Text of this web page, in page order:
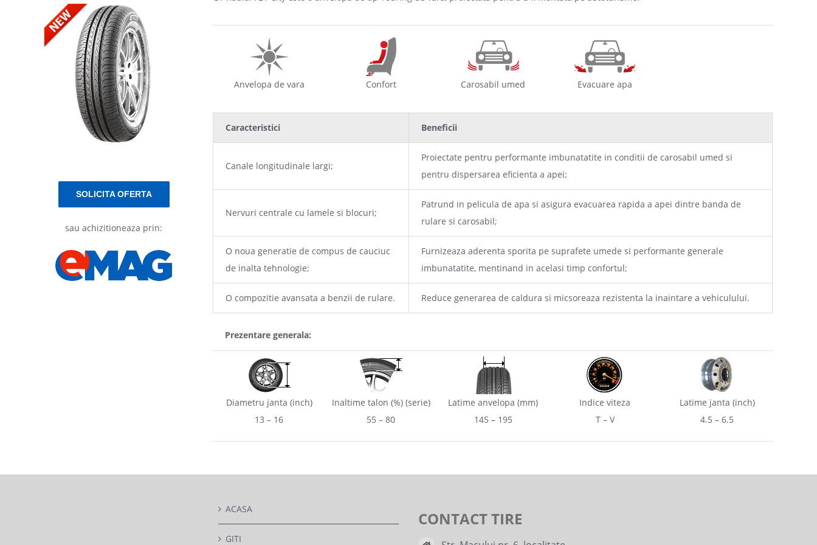
SOLICITA OFERTA
sau achizitioneaza prin:
Anvelopa de vara Confort Carosabil umed Evacuare apa
Caracteristici Beneficii
Canale longitudinale largi;
Proiectate pentru performante imbunatatite in conditii de carosabil umed si
pentru dispersarea eficienta a apei;
Nervuri centrale cu lamele si blocuri;
Patrund in pelicula de apa si asigura evacuarea rapida a apei dintre banda de
rulare si carosabil;
O noua generatie de compus de cauciuc
de inalta tehnologie;
Furnizeaza aderenta sporita pe suprafete umede si performante generale
imbunatatite, mentinand in acelasi timp confortul;
O compozitie avansata a benzii de rulare. Reduce generarea de caldura si micsoreaza rezistenta la inaintare a vehiculului.
Prezentare generala:
Diametru janta (inch)
13 – 16
Inaltime talon (%) (serie)
55 – 80
Latime anvelopa (mm)
145 – 195
Indice viteza
T – V
Latime janta (inch)
4.5 – 6.5
ACASA
GITI
CONTACT TIRE